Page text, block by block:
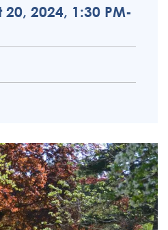
2024, 1:30 PM-